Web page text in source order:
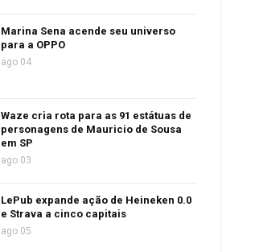
Marina Sena acende seu universo
para a OPPO
ago 04
Waze cria rota para as 91 estátuas de
personagens de Mauricio de Sousa
em SP
ago 03
LePub expande ação de Heineken 0.0
e Strava a cinco capitais
ago 05